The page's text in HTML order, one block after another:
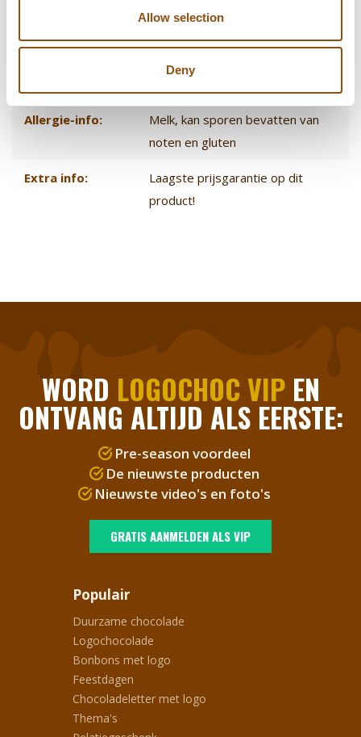
Allow selection
Deny
Melk, Puur, Wit
Allergie-info:
Melk, kan sporen bevatten van
noten en gluten
Extra info:
Laagste prijsgarantie op dit
product!
WORD LOGOCHOC VIPEN
ONTVANG ALTIJD ALS EERSTE:
Pre-season voordeel
De nieuwste producten
Nieuwste video's en foto's
GRATIS AANMELDEN ALS VIP
Populair
Duurzame chocolade
Logochocolade
Bonbons met logo
Feestdagen
Chocoladeletter met logo
Thema's